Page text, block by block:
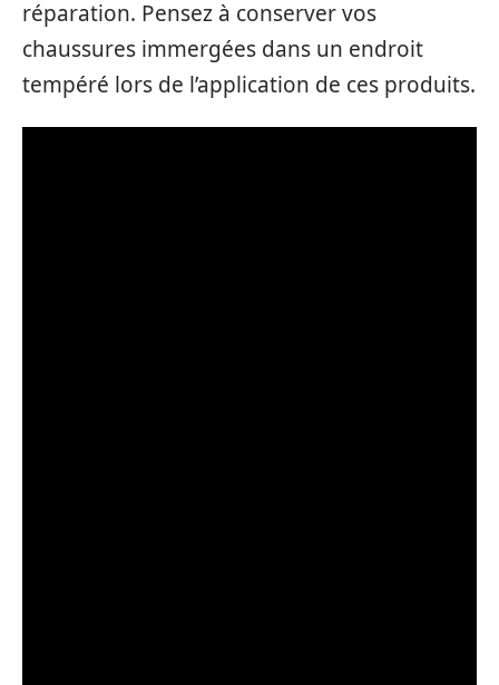
réparation. Pensez à conserver vos
chaussures immergées dans un endroit
tempéré lors de l’application de ces produits.